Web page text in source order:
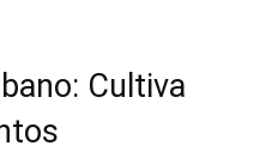
Cultiva